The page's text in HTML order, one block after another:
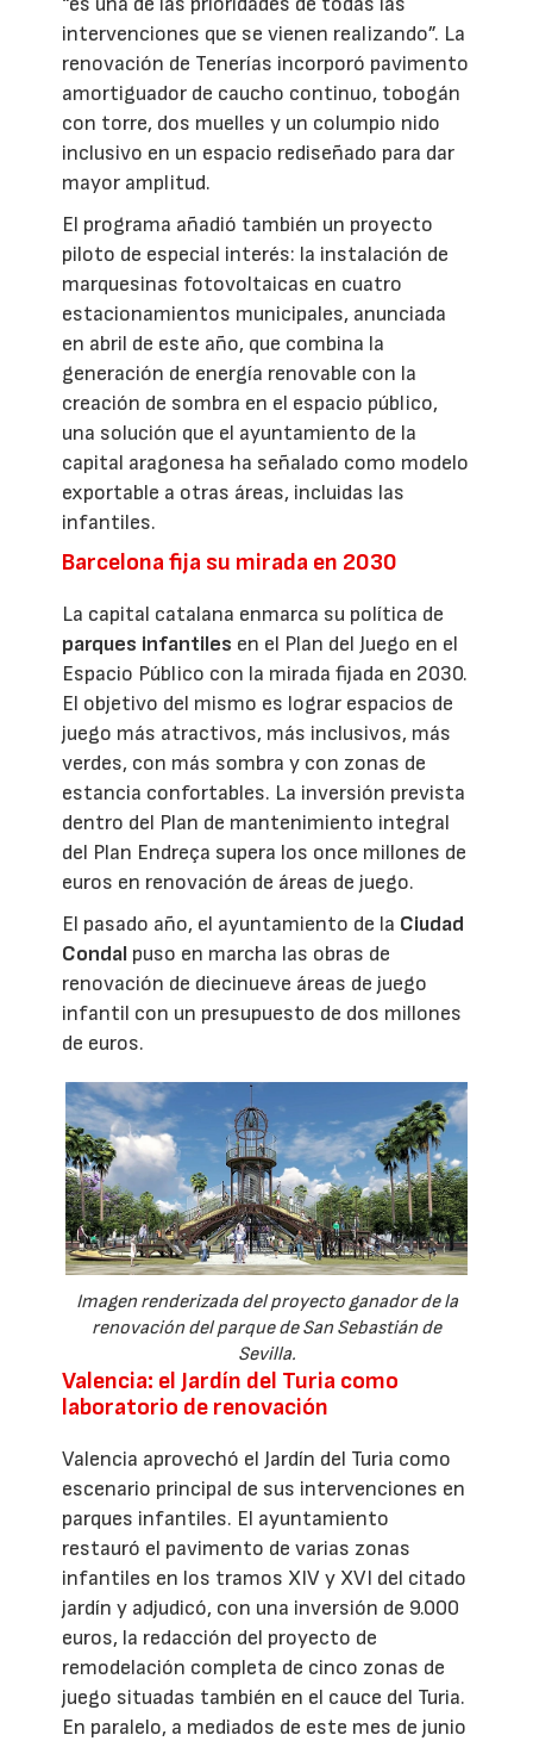
intervenciones que se vienen realizando”. La
renovación de Tenerías incorporó pavimento
amortiguador de caucho continuo, tobogán
con torre, dos muelles y un columpio nido
inclusivo en un espacio rediseñado para dar
mayor amplitud.
El programa añadió también un proyecto
piloto de especial interés: la instalación de
marquesinas fotovoltaicas en cuatro
estacionamientos municipales, anunciada
en abril de este año, que combina la
generación de energía renovable con la
creación de sombra en el espacio público,
una solución que el ayuntamiento de la
capital aragonesa ha señalado como modelo
exportable a otras áreas, incluidas las
infantiles.
Barcelona fija su mirada en 2030
La capital catalana enmarca su política de
parques infantiles en el Plan del Juego en el
Espacio Público con la mirada fijada en 2030.
El objetivo del mismo es lograr espacios de
juego más atractivos, más inclusivos, más
verdes, con más sombra y con zonas de
estancia confortables. La inversión prevista
dentro del Plan de mantenimiento integral
del Plan Endreça supera los once millones de
euros en renovación de áreas de juego.
El pasado año, el ayuntamiento de la Ciudad
Condal puso en marcha las obras de
renovación de diecinueve áreas de juego
infantil con un presupuesto de dos millones
de euros.
Imagen renderizada del proyecto ganador de la
renovación del parque de San Sebastián de
Sevilla.
Valencia: el Jardín del Turia como
laboratorio de renovación
Valencia aprovechó el Jardín del Turia como
escenario principal de sus intervenciones en
parques infantiles. El ayuntamiento
restauró el pavimento de varias zonas
infantiles en los tramos XIV y XVI del citado
jardín y adjudicó, con una inversión de 9.000
euros, la redacción del proyecto de
remodelación completa de cinco zonas de
juego situadas también en el cauce del Turia.
En paralelo, a mediados de este mes de junio